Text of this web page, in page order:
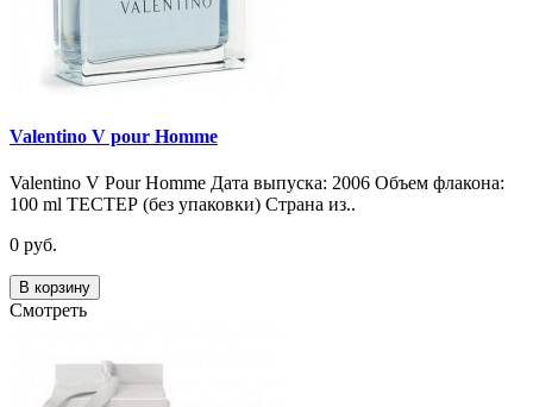
Valentino V pour Homme
Valentino V Pour Homme Дата выпуска: 2006 Объем флакона:
100 ml ТЕСТЕР (без упаковки) Страна из..
0 руб.
В корзину
Смотреть